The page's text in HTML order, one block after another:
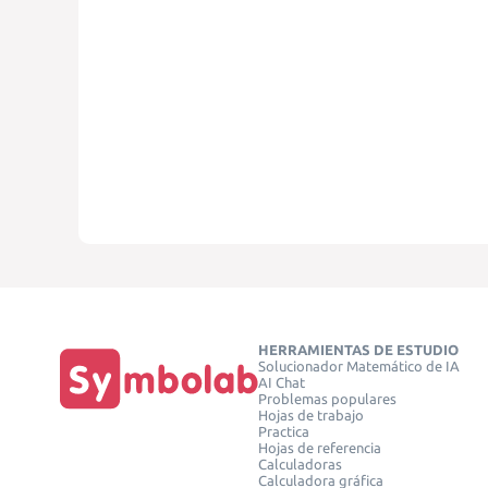
HERRAMIENTAS DE ESTUDIO
Solucionador Matemático de IA
AI Chat
Problemas populares
Hojas de trabajo
Practica
Hojas de referencia
Calculadoras
Calculadora gráfica